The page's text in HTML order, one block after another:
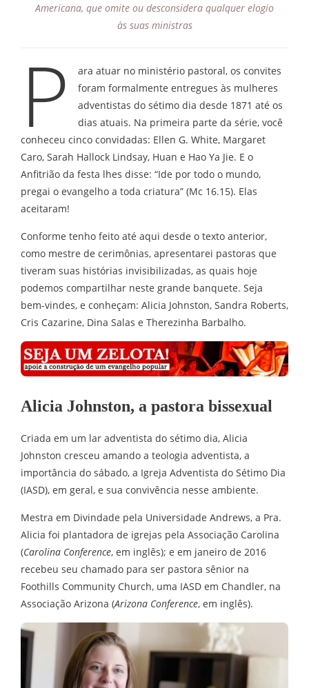
Americana, que omite ou desconsidera qualquer elogio
às suas ministras
P
ara atuar no ministério pastoral, os convites
foram formalmente entregues às mulheres
adventistas do sétimo dia desde 1871 até os
dias atuais. Na primeira parte da série, você
conheceu cinco convidadas: Ellen G. White, Margaret
Caro, Sarah Hallock Lindsay, Huan e Hao Ya Jie. E o
Anfitrião da festa lhes disse: “Ide por todo o mundo,
pregai o evangelho a toda criatura” (Mc 16.15). Elas
aceitaram!
Conforme tenho feito até aqui desde o texto anterior,
como mestre de cerimônias, apresentarei pastoras que
tiveram suas histórias invisibilizadas, as quais hoje
podemos compartilhar neste grande banquete. Seja
bem-vindes, e conheçam: Alicia Johnston, Sandra Roberts,
Cris Cazarine, Dina Salas e Therezinha Barbalho.
Alicia Johnston, a pastora bissexual
Criada em um lar adventista do sétimo dia, Alicia
Johnston cresceu amando a teologia adventista, a
importância do sábado, a Igreja Adventista do Sétimo Dia
(IASD), em geral, e sua convivência nesse ambiente.
Mestra em Divindade pela Universidade Andrews, a Pra.
Alicia foi plantadora de igrejas pela Associação Carolina
(Carolina Conference, em inglês); e em janeiro de 2016
recebeu seu chamado para ser pastora sênior na
Foothills Community Church, uma IASD em Chandler, na
Associação Arizona (Arizona Conference, em inglês).